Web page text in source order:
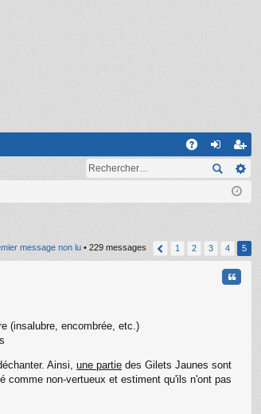
on
on
ns
cri
on
message non lu • 229 messages 1 2 3 4 5
(insalubre, encombrée, etc.)
Ainsi, une partie des Gilets Jaunes sont
comme non-vertueux et estiment qu'ils n'ont pas